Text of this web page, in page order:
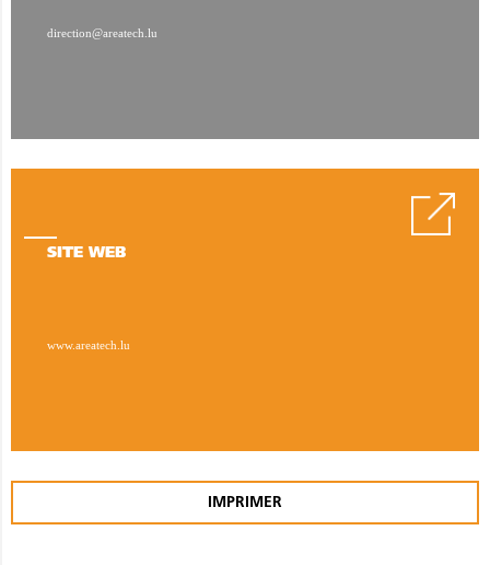
direction@areatech.lu
SITE WEB
www.areatech.lu
IMPRIMER